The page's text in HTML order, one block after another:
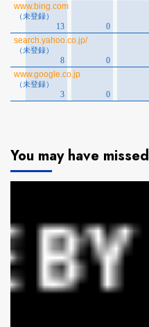
You may have missed